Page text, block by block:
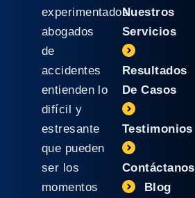
experimentados
abogados
de
accidentes
entienden lo
difícil y
estresante
que pueden
ser los
momentos
Nuestros
Servicios
Resultados
De Casos
Testimonios
Contáctanos
Blog